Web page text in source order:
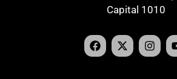
Capital 1010